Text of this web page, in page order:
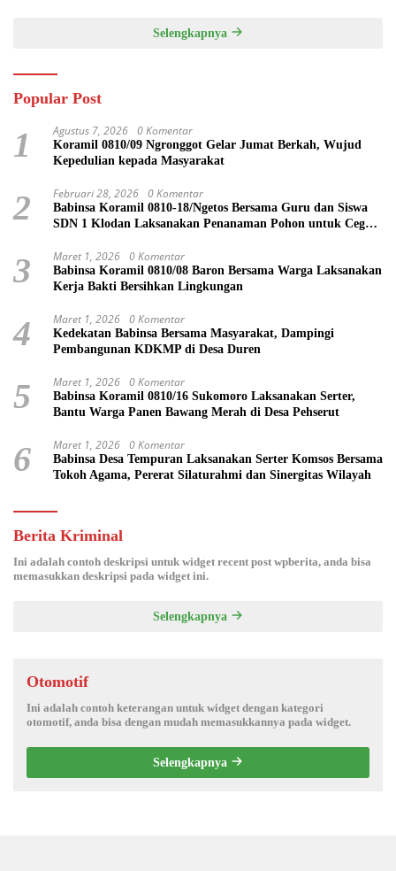
Selengkapnya
Popular Post
1 Agustus 7, 2026 0 Komentar
Koramil 0810/09 Ngronggot Gelar Jumat Berkah, Wujud
Kepedulian kepada Masyarakat
2 Februari 28, 2026 0 Komentar
Babinsa Koramil 0810-18/Ngetos Bersama Guru dan Siswa
SDN 1 Klodan Laksanakan Penanaman Pohon untuk Cegah
3 Maret 1, 2026 0 Komentar
Babinsa Koramil 0810/08 Baron Bersama Warga Laksanakan
Kerja Bakti Bersihkan Lingkungan
4 Maret 1, 2026 0 Komentar
Kedekatan Babinsa Bersama Masyarakat, Dampingi
Pembangunan KDKMP di Desa Duren
5 Maret 1, 2026 0 Komentar
Babinsa Koramil 0810/16 Sukomoro Laksanakan Serter,
Bantu Warga Panen Bawang Merah di Desa Pehserut
6 Maret 1, 2026 0 Komentar
Babinsa Desa Tempuran Laksanakan Serter Komsos Bersama
Tokoh Agama, Pererat Silaturahmi dan Sinergitas Wilayah
Berita Kriminal
Ini adalah contoh deskripsi untuk widget recent post wpberita, anda bisa
memasukkan deskripsi pada widget ini.
Selengkapnya
Otomotif
Ini adalah contoh keterangan untuk widget dengan kategori
otomotif, anda bisa dengan mudah memasukkannya pada widget.
Selengkapnya